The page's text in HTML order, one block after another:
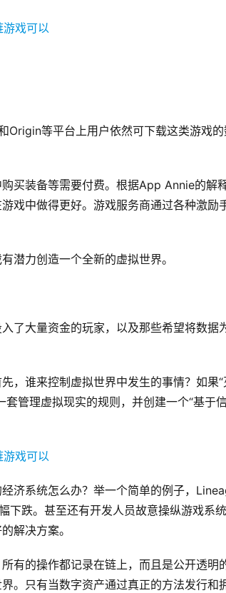
Origin等平台上用户依然可下载这类游戏
买装备等需要付费。根据App Annie的解释
戏中做得更好。游戏服务商通过各种激励
潜力创造一个全新的虚拟世界。
了大量资金的玩家，以及那些希望将数据
，谁来控制虚拟世界中发生的事情？如果“
管理虚拟现实的规则，并创建一个“基于
济系统怎么办？举一个简单的例子，
跌。甚至还有开发人员故意操纵游戏系统
解决方案。
有的操作都记录在链上，而且是公开透明的
。只有当数字资产通过真正的方法发行和